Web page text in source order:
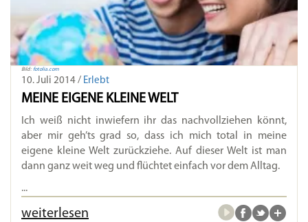
Bild: fotolia.com
10. Juli 2014 / Erlebt
MEINE EIGENE KLEINE WELT
Ich weiß nicht inwiefern ihr das nachvollziehen könnt,
aber mir geh’ts grad so, dass ich mich total in meine
eigene kleine Welt zurückziehe. Auf dieser Welt ist man
dann ganz weit weg und flüchtet einfach vor dem Alltag.
...
weiterlesen